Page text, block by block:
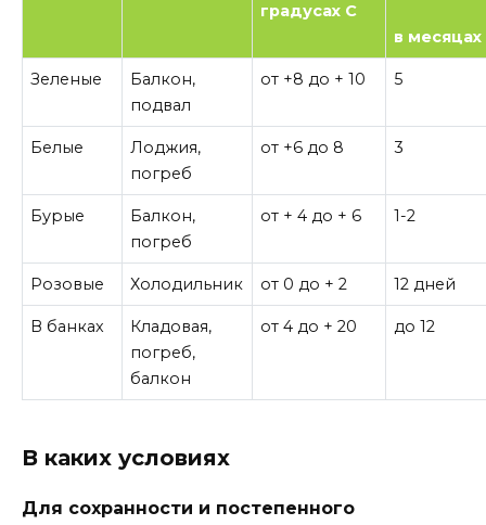
градусах С
в месяцах
Зеленые
Балкон,
подвал
от +8 до + 10 5
Белые
Лоджия,
погреб
от +6 до 8 3
Бурые
Балкон,
погреб
от + 4 до + 6 1-2
Розовые Холодильник от 0 до + 2 12 дней
В банках
Кладовая,
погреб,
балкон
от 4 до + 20 до 12
В каких условиях
Для сохранности и постепенного